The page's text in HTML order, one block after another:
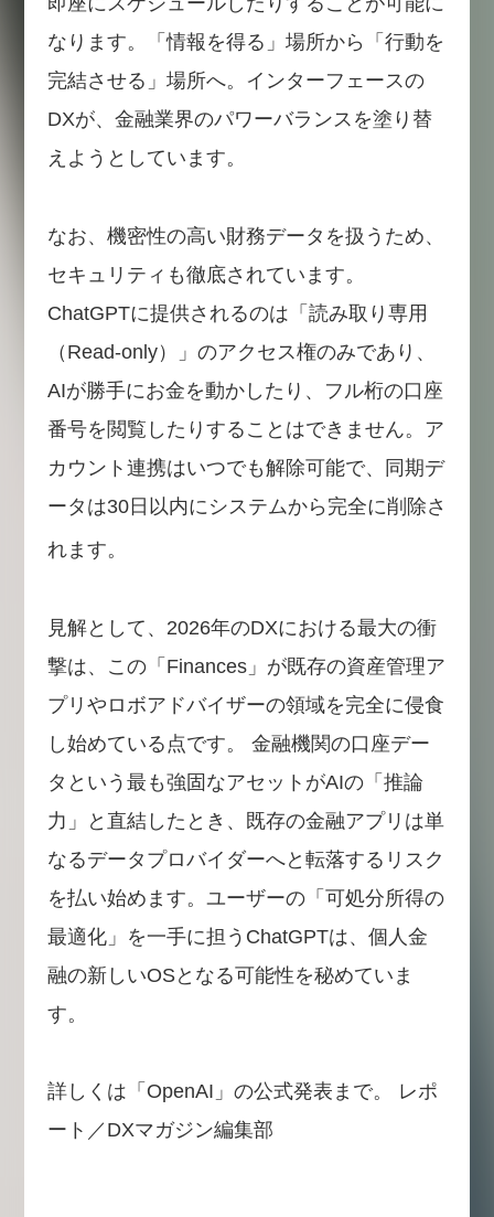
なります。「情報を得る」場所から「行動を
完結させる」場所へ。インターフェースの
DXが、金融業界のパワーバランスを塗り替
えようとしています。
なお、機密性の高い財務データを扱うため、
セキュリティも徹底されています。
ChatGPTに提供されるのは「読み取り専用
（Read-only）」のアクセス権のみであり、
AIが勝手にお金を動かしたり、フル桁の口座
番号を閲覧したりすることはできません。ア
カウント連携はいつでも解除可能で、同期デ
ータは30日以内にシステムから完全に削除さ
れます。
見解として、2026年のDXにおける最大の衝
撃は、この「Finances」が既存の資産管理ア
プリやロボアドバイザーの領域を完全に侵食
し始めている点です。 金融機関の口座デー
タという最も強固なアセットがAIの「推論
力」と直結したとき、既存の金融アプリは単
なるデータプロバイダーへと転落するリスク
を払い始めます。ユーザーの「可処分所得の
最適化」を一手に担うChatGPTは、個人金
融の新しいOSとなる可能性を秘めていま
す。
詳しくは「OpenAI」の公式発表まで。 レポ
ート／DXマガジン編集部